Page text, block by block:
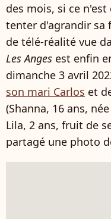
des mois, si ce n'est
tenter d'agrandir sa
de télé-réalité vue
Les Anges est enfin
dimanche 3 avril
son mari Carlos et
(Shanna, 16 ans,
Lila, 2 ans, fruit de
partagé une photo